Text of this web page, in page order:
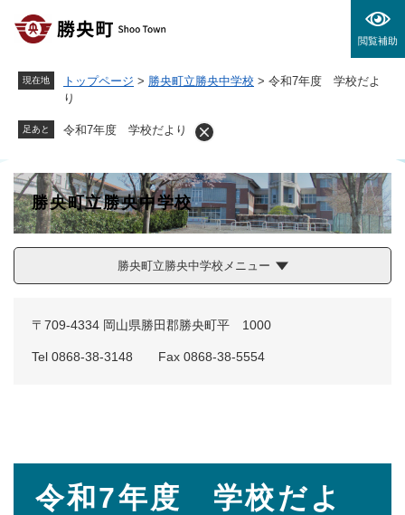
閲覧補助
現在地 トップページ > 勝央町立勝央中学校 > 令和7年度 学校だよ
り
足あと 令和7年度 学校だより
勝央町立勝央中学校
勝央町立勝央中学校メニュー
令和7年度 学校だよ
〒709-4334 岡山県勝田郡勝央町平 1000
Tel 0868-38-3148 Fax 0868-38-5554